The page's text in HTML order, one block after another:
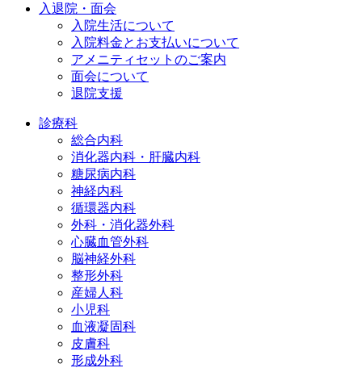
入退院・面会
入院生活について
入院料金とお支払いについて
アメニティセットのご案内
面会について
退院支援
診療科
総合内科
消化器内科・肝臓内科
糖尿病内科
神経内科
循環器内科
外科・消化器外科
心臓血管外科
脳神経外科
整形外科
産婦人科
小児科
血液凝固科
皮膚科
形成外科